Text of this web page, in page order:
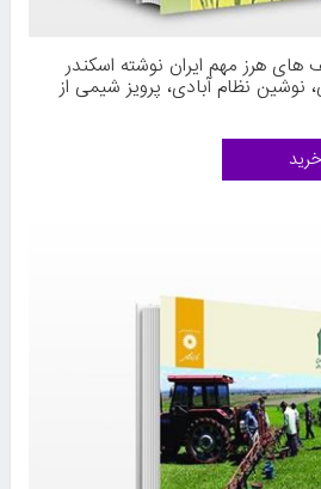
هرز مهم ایران نوشته اسکندر
نوشین نظام آبادی، پرویز شیمی از